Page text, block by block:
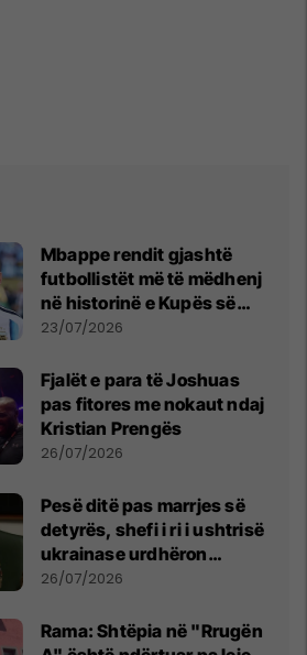
Mbappe rendit gjashtë
futbollistët më të mëdhenj
në historinë e Kupës së
Botës, Messi mbetet i dyti
23/07/2026
Fjalët e para të Joshuas
pas fitores me nokaut ndaj
Kristian Prengës
26/07/2026
Pesë ditë pas marrjes së
detyrës, shefi i ri i ushtrisë
ukrainase urdhëron
kontroll të madh
26/07/2026
Rama: Shtëpia në "Rrugën